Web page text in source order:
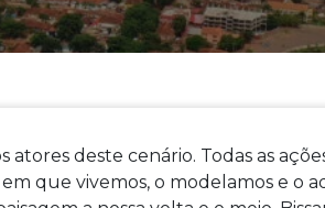
atores deste cenário. Todas as
que vivemos, o modelamos e o